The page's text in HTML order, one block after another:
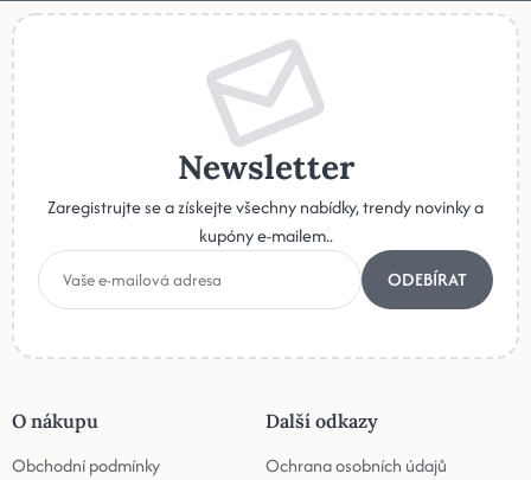
Newsletter
Zaregistrujte se a získejte všechny nabídky, trendy novinky a
kupóny e-mailem..
ODEBÍRAT
O nákupu
Obchodní podmínky
Další odkazy
Ochrana osobních údajů